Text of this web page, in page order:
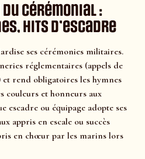
cérémonial :
hits d’escadre
ses cérémonies militaires.
réglementaires (appels de
rend obligatoires les hymnes
couleurs et honneurs aux
escadre ou équipage adopte ses
appris en escale ou succès
en chœur par les marins lors